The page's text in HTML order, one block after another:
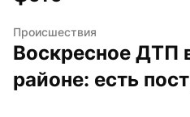
Происшествия
Воскресное ДТП
районе: есть